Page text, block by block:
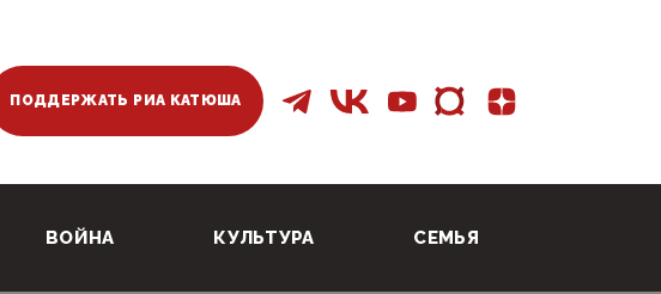
ПОДДЕРЖАТЬ РИА КАТЮША
ВОЙНА КУЛЬТУРА СЕМЬЯ